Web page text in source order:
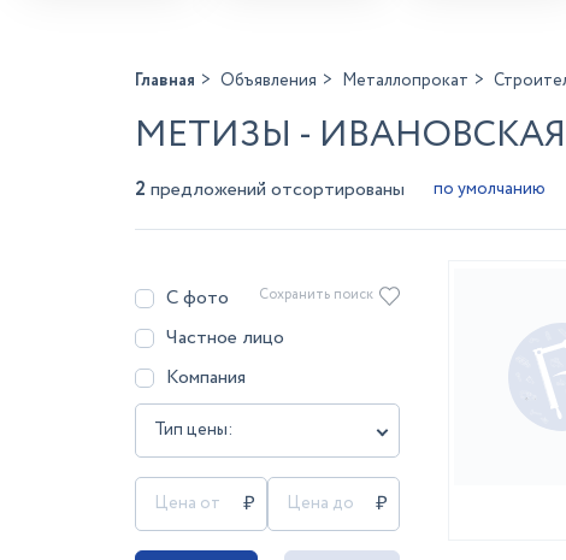
Главная Объявления Металлопрокат
МЕТИЗЫ -
2 предложений отсортированы
С фото
Частное лицо
Компания
Тип цены:
Сохранить поиск